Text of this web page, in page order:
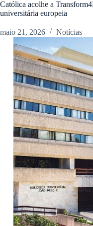
Católica acolhe a
universitária europeia
maio 21, 2026 Notícias